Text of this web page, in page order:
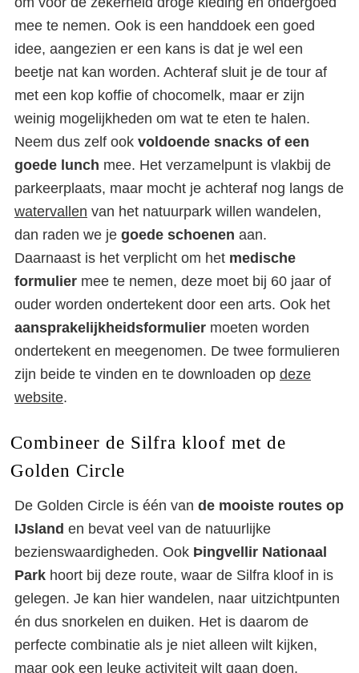
Duiken in de Silfra kloof
IJsland – Snorkelen tussen 2
continenten
mee te nemen. Ook is een handdoek een goed
idee, aangezien er een kans is dat je wel een
beetje nat kan worden. Achteraf sluit je de tour af
met een kop koffie of chocomelk, maar er zijn
weinig mogelijkheden om wat te eten te halen.
Neem dus zelf ook voldoende snacks of een
goede lunch mee. Het verzamelpunt is vlakbij de
parkeerplaats, maar mocht je achteraf nog langs de
watervallen van het natuurpark willen wandelen,
dan raden we je goede schoenen aan.
Daarnaast is het verplicht om het medische
formulier mee te nemen, deze moet bij 60 jaar of
ouder worden ondertekent door een arts. Ook het
aansprakelijkheidsformulier moeten worden
ondertekent en meegenomen. De twee formulieren
zijn beide te vinden en te downloaden op deze
website.
Combineer de Silfra kloof met de
Golden Circle
De Golden Circle is één van de mooiste routes op
IJsland en bevat veel van de natuurlijke
bezienswaardigheden. Ook Þingvellir Nationaal
Park hoort bij deze route, waar de Silfra kloof in is
gelegen. Je kan hier wandelen, naar uitzichtpunten
én dus snorkelen en duiken. Het is daarom de
perfecte combinatie als je niet alleen wilt kijken,
maar ook een leuke activiteit wilt gaan doen.